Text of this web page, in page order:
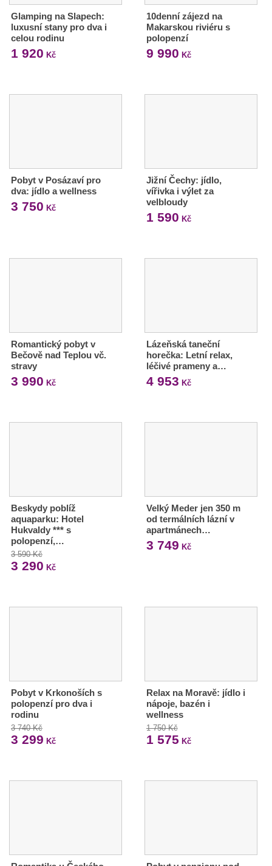
Glamping na Slapech:
luxusní stany pro dva i
celou rodinu
1 920 Kč
10denní zájezd na
Makarskou riviéru s
polopenzí
9 990 Kč
Pobyt v Posázaví pro
dva: jídlo a wellness
3 750 Kč
Jižní Čechy: jídlo,
vířivka i výlet za
velbloudy
1 590 Kč
Romantický pobyt v
Bečově nad Teplou vč.
stravy
3 990 Kč
Lázeňská taneční
horečka: Letní relax,
léčivé prameny a…
4 953 Kč
Beskydy poblíž
aquaparku: Hotel
Hukvaldy *** s
polopenzí,…
3 590 Kč
3 290 Kč
Velký Meder jen 350 m
od termálních lázní v
apartmánech…
3 749 Kč
Pobyt v Krkonoších s
polopenzí pro dva i
rodinu
3 740 Kč
3 299 Kč
Relax na Moravě: jídlo i
nápoje, bazén i
wellness
1 750 Kč
1 575 Kč